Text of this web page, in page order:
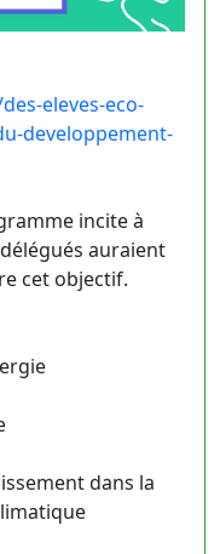
eleves-eco-
developpement-
incite à
auraient
cet objectif.
dans la